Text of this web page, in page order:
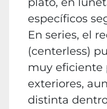
específicos
En series, el
(centerless)
muy eficiente
exteriores,
distinta